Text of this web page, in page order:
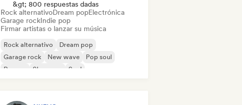
&gt; 800 respuestas dadas
Rock alternativoDream popElectrónica
Garage rockIndie pop
Firmar artistas o lanzar su música
Rock alternativo
Dream pop
Garage rock
New wave
Pop soul
Reggae
Shoegaze Soul